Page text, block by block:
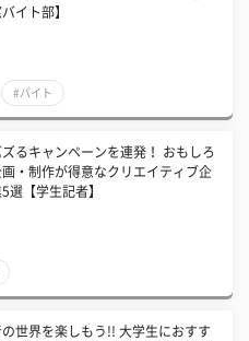
バイト部】
#バイト
ズるキャンペーンを連発！ おもしろ
画・制作が得意なクリエイティブ企
選【学生記者】
の世界を楽しもう!! 大学生におすす